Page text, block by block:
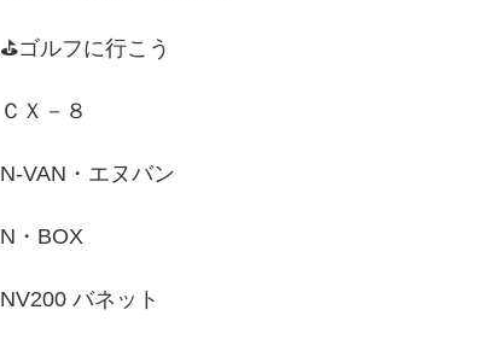
⛳ゴルフに行こう
ＣＸ－８
N-VAN・エヌバン
N・BOX
NV200 バネット